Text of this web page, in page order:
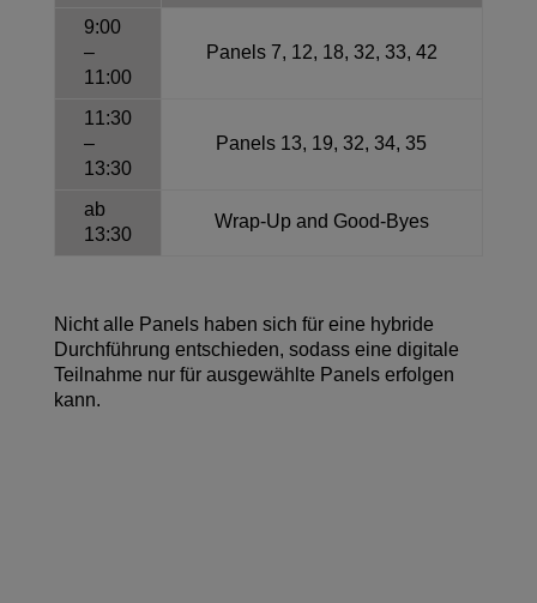
9:00
–
11:00
Panels 7, 12, 18, 32, 33, 42
11:30
–
13:30
Panels 13, 19, 32, 34, 35
ab
13:30
Wrap-Up and Good-Byes
Nicht alle Panels haben sich für eine hybride
Durchführung entschieden, sodass eine digitale
Teilnahme nur für ausgewählte Panels erfolgen
kann.